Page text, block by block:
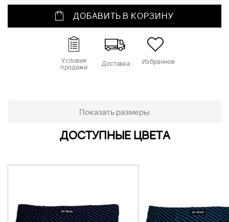
ДОБАВИТЬ В КОРЗИНУ
Условия
продажи Доставка Избранное
Показать размеры
ДОСТУПНЫЕ ЦВЕТА